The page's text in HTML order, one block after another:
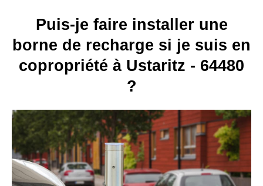
Puis-je faire installer une
borne de recharge si je suis en
copropriété à Ustaritz - 64480
?